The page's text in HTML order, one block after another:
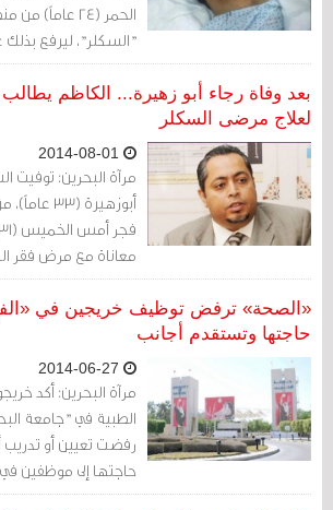
الحمر (24
"السكلر"، ليرفع بذلك
32 منذ بداية العام 2014.
بعد وفاة رجاء أبو زهيرة... الكاظم
لعلاج مرضى السكلر
مرآة البحرين: توفيت
أبوزهيرة
معاناة مع مرض فقر
ما يرفع عدد ضحايا
العام 2014.
«الصحة» ترفض توظيف خريجين في
حاجتها وتستقدم أجانب
مرآة البحرين: أكد
الطبية في "جامعة
رفضت تعيين أو
حاجتها إلى موظفين
أن الجامعة استقدمت